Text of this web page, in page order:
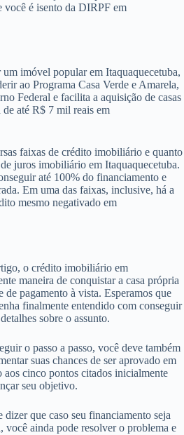
você é isento da DIRPF em
imóvel popular em Itaquaquecetuba,
ao Programa Casa Verde e Amarela,
Federal e facilita a aquisição de casas
até R$ 7 mil reais em
faixas de crédito imobiliário e quanto
juros imobiliário em Itaquaquecetuba.
até 100% do financiamento e
Em uma das faixas, inclusive, há a
mesmo negativado em
o crédito imobiliário em
maneira de conquistar a casa própria
de pagamento à vista. Esperamos que
finalmente entendido com conseguir
sobre o assunto.
o passo a passo, você deve também
suas chances de ser aprovado em
aos cinco pontos citados inicialmente
seu objetivo.
que caso seu financiamento seja
você ainda pode resolver o problema e